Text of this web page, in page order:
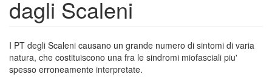
dagli Scaleni
I PT degli Scaleni causano un grande numero di sintomi di varia
natura, che costituiscono una fra le sindromi miofasciali piu'
spesso erroneamente interpretate.